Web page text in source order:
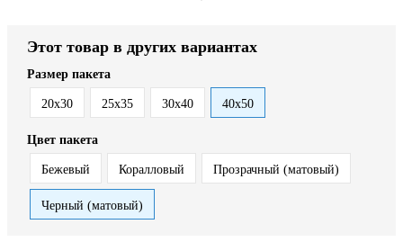
Этот товар в других вариантах
Размер пакета
20x30 25x35 30x40 40x50
Цвет пакета
Бежевый Коралловый Прозрачный (матовый)
Черный (матовый)